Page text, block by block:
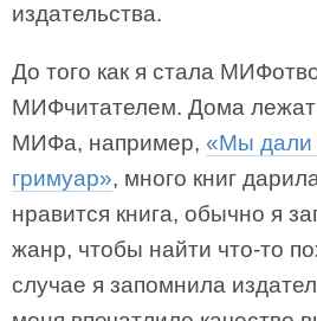
издательства.
До того как я стала
МИФчитателем. Дома лежат
МИФа, например, «Мы дали
гримуар», много книг
нравится книга, обычно я
жанр, чтобы найти что-то
случае я запомнила